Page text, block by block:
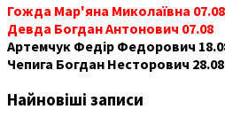
Гожда Мар'яна Миколаївна 07.08
Девда Богдан Антонович 07.08
Артемчук Федір Федорович
Чепига Богдан Несторович 28.08
Найновіші записи